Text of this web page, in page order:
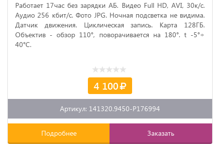
Работает 17час без зарядки АБ. Видео Full HD, AVI, 30к/с.
Аудио 256 кбит/с. Фото JPG. Ночная подсветка не видима.
Датчик движения. Циклическая запись. Карта 128ГБ.
Объектив - обзор 110°, поворачивается на 180°. t -5°÷
40°C.
4 100
Артикул: 141320.9450-P176994
Подробнее Заказать